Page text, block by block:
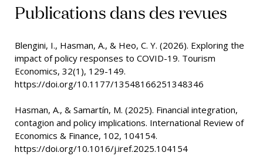
Publications dans des revues
Blengini, I., Hasman, A., & Heo, C. Y. (2026). Exploring the
impact of policy responses to COVID-19. Tourism
Economics, 32(1), 129-149.
https://doi.org/10.1177/13548166251348346
Hasman, A., & Samartín, M. (2025). Financial integration,
contagion and policy implications. International Review of
Economics & Finance, 102, 104154.
https://doi.org/10.1016/j.iref.2025.104154